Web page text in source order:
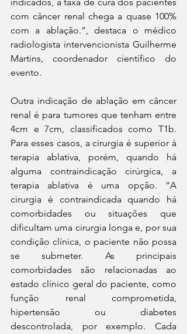
com câncer renal chega a quase 100%
com a ablação.”, destaca o médico
radiologista intervencionista Guilherme
Martins, coordenador científico do
evento.
Outra indicação de ablação em câncer
renal é para tumores que tenham entre
4cm e 7cm, classificados como T1b.
Para esses casos, a cirurgia é superior à
terapia ablativa, porém, quando há
alguma contraindicação cirúrgica, a
terapia ablativa é uma opção. “A
cirurgia é contraindicada quando há
comorbidades ou situações que
dificultam uma cirurgia longa e, por sua
condição clínica, o paciente não possa
se submeter. As principais
comorbidades são relacionadas ao
estado clínico geral do paciente, como
função renal comprometida,
hipertensão ou diabetes
descontrolada, por exemplo. Cada